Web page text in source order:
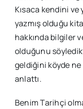
Kısaca kendini ve
yazmış olduğu
hakkında bilgiler
olduğunu
geldiğini köyde
anlattı.
Benim Tarihçi